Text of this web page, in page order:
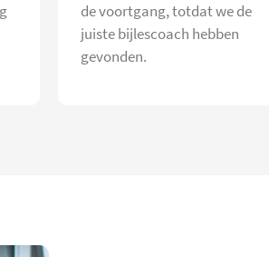
de voortgang, totdat we de
juiste bijlescoach hebben
gevonden.